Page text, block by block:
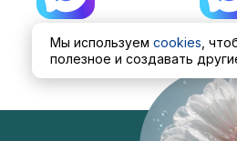
Пользовательское
Мы используем cookies ,
полезное и создавать